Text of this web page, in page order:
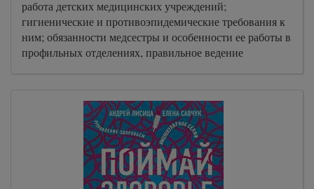
работа детских медицинских учреждений;
гигиенические и противоэпидемические требования к
ним; обязанности медсестры и особенности ее работы в
профильных отделениях, правильное ведение